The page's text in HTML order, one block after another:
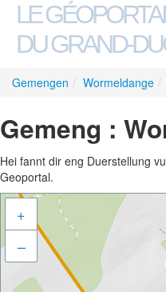
LE
DU GRAND-
Gemengen / Wormeldange /
Gemeng :
Hei fannt dir eng Duerstellung
Geoportal.
+
–